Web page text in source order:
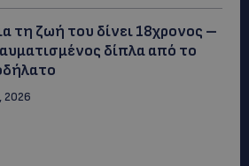
τη ζωή του δίνει 18χρονος –
δίπλα από το
2026